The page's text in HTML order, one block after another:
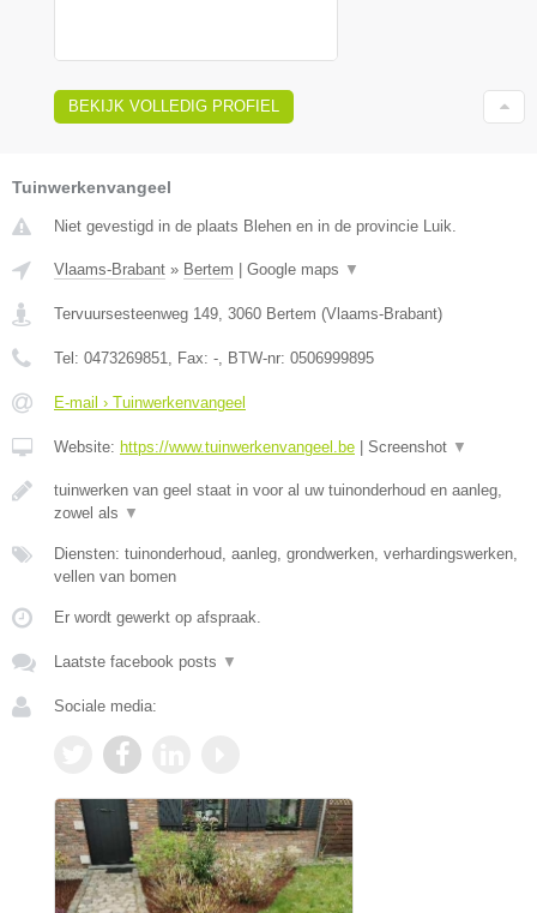
BEKIJK VOLLEDIG PROFIEL
Tuinwerkenvangeel
Niet gevestigd in de plaats Blehen en in de provincie Luik.
Vlaams-Brabant » Bertem Google maps ▼
Tervuursesteenweg 149, 3060 Bertem (Vlaams-Brabant)
Tel: 0473269851, Fax: -, BTW-nr: 0506999895
E-mail › Tuinwerkenvangeel
Website: https://www.tuinwerkenvangeel.be Screenshot ▼
tuinwerken van geel staat in voor al uw tuinonderhoud en aanleg,
zowel als ▼
Diensten: tuinonderhoud, aanleg, grondwerken, verhardingswerken,
vellen van bomen
Er wordt gewerkt op afspraak.
Laatste facebook posts ▼
Sociale media: